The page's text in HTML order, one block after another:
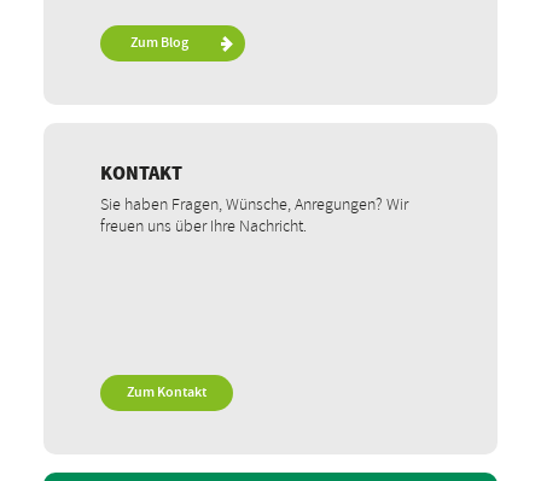
Zum Blog
KONTAKT
Sie haben Fragen, Wünsche, Anregungen? Wir
freuen uns über Ihre Nachricht.
Zum Kontakt